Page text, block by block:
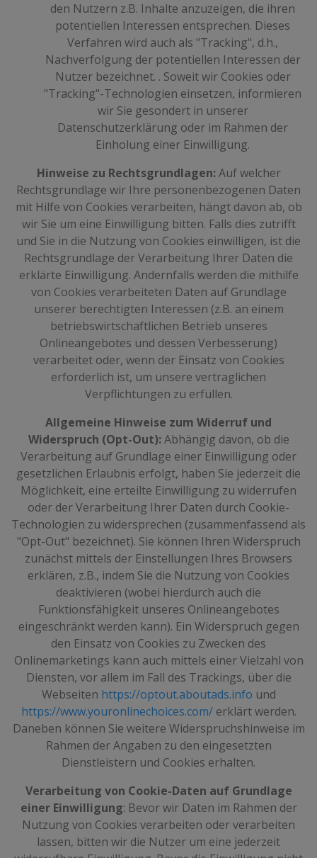
den Nutzern z.B. Inhalte anzuzeigen, die ihren
potentiellen Interessen entsprechen. Dieses
Verfahren wird auch als "Tracking", d.h.,
Nachverfolgung der potentiellen Interessen der
Nutzer bezeichnet. . Soweit wir Cookies oder
"Tracking"-Technologien einsetzen, informieren
wir Sie gesondert in unserer
Datenschutzerklärung oder im Rahmen der
Einholung einer Einwilligung.
Hinweise zu Rechtsgrundlagen:Auf welcher
Rechtsgrundlage wir Ihre personenbezogenen Daten
mit Hilfe von Cookies verarbeiten, hängt davon ab, ob
wir Sie um eine Einwilligung bitten. Falls dies zutrifft
und Sie in die Nutzung von Cookies einwilligen, ist die
Rechtsgrundlage der Verarbeitung Ihrer Daten die
erklärte Einwilligung. Andernfalls werden die mithilfe
von Cookies verarbeiteten Daten auf Grundlage
unserer berechtigten Interessen (z.B. an einem
betriebswirtschaftlichen Betrieb unseres
Onlineangebotes und dessen Verbesserung)
verarbeitet oder, wenn der Einsatz von Cookies
erforderlich ist, um unsere vertraglichen
Verpflichtungen zu erfüllen.
Allgemeine Hinweise zum Widerruf und
Widerspruch (Opt-Out):Abhängig davon, ob die
Verarbeitung auf Grundlage einer Einwilligung oder
gesetzlichen Erlaubnis erfolgt, haben Sie jederzeit die
Möglichkeit, eine erteilte Einwilligung zu widerrufen
oder der Verarbeitung Ihrer Daten durch Cookie-
Technologien zu widersprechen (zusammenfassend als
"Opt-Out" bezeichnet). Sie können Ihren Widerspruch
zunächst mittels der Einstellungen Ihres Browsers
erklären, z.B., indem Sie die Nutzung von Cookies
deaktivieren (wobei hierdurch auch die
Funktionsfähigkeit unseres Onlineangebotes
eingeschränkt werden kann). Ein Widerspruch gegen
den Einsatz von Cookies zu Zwecken des
Onlinemarketings kann auch mittels einer Vielzahl von
Diensten, vor allem im Fall des Trackings, über die
Webseiten https://optout.aboutads.info und
https://www.youronlinechoices.com/erklärt werden.
Daneben können Sie weitere Widerspruchshinweise im
Rahmen der Angaben zu den eingesetzten
Dienstleistern und Cookies erhalten.
Verarbeitung von Cookie-Daten auf Grundlage
einer Einwilligung: Bevor wir Daten im Rahmen der
Nutzung von Cookies verarbeiten oder verarbeiten
lassen, bitten wir die Nutzer um eine jederzeit